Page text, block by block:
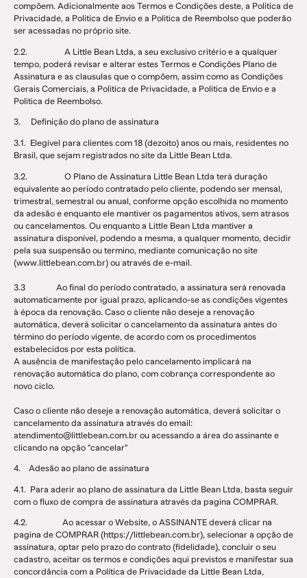
compõem. Adicionalmente aos Termos e Condições deste, a Politica de
Privacidade, a Politica de Envio e a Politica de Reembolso que poderão
ser acessadas no próprio site.
2.2. A Little Bean Ltda, a seu exclusivo critério e a qualquer
tempo, poderá revisar e alterar estes Termos e Condições Plano de
Assinatura e as clausulas que o compõem, assim como as Condições
Gerais Comerciais, a Politica de Privacidade, a Politica de Envio e a
Politica de Reembolso.
3. Definição do plano de assinatura
3.1. Elegível para clientes com 18 (dezoito) anos ou mais, residentes no
Brasil, que sejam registrados no site da Little Bean Ltda.
3.2. O Plano de Assinatura Little Bean Ltda terá duração
equivalente ao período contratado pelo cliente, podendo ser mensal,
trimestral, semestral ou anual, conforme opção escolhida no momento
da adesão e enquanto ele mantiver os pagamentos ativos, sem atrasos
ou cancelamentos. Ou enquanto a Little Bean Ltda mantiver a
assinatura disponível, podendo a mesma, a qualquer momento, decidir
pela sua suspensão ou termino, mediante comunicação no site
(www.littlebean.com.br) ou através de e-mail.
3.3
Ao final do período contratado, a assinatura será renovada
automaticamente por igual prazo, aplicando-se as condições vigentes
à época da renovação. Caso o cliente não deseje a renovação
automática, deverá solicitar o cancelamento da assinatura antes do
término do período vigente, de acordo com os procedimentos
estabelecidos por esta política.
A ausência de manifestação pelo cancelamento implicará na
renovação automática do plano, com cobrança correspondente ao
novo ciclo.
Caso o cliente não deseje a renovação automática, deverá solicitar o
cancelamento da assinatura através do email:
atendimento@littlebean.com.br ou acessando a área do assinante e
clicando na opção ''cancelar''
4. Adesão ao plano de assinatura
4.1. Para aderir ao plano de assinatura da Little Bean Ltda, basta seguir
com o fluxo de compra de assinatura através da pagina COMPRAR.
4.2. Ao acessar o Website, o ASSINANTE deverá clicar na
pagina de COMPRAR (https://littlebean.com.br), selecionar a opção de
assinatura, optar pelo prazo do contrato (fidelidade), concluir o seu
cadastro, aceitar os termos e condições aqui previstos e manifestar sua
concordância com a Política de Privacidade da Little Bean Ltda,